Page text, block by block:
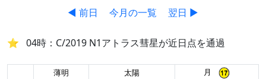
◀ 前日 今月の一覧 翌日 ▶
04時：C/2019 N1アトラス彗星が近日点を通過
薄明 太陽
月